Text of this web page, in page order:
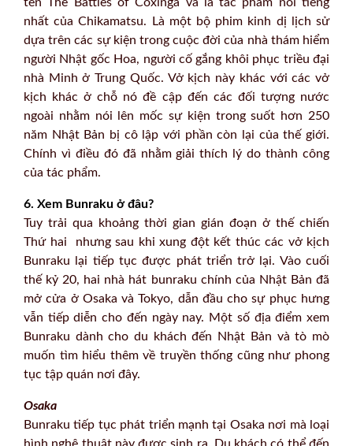
nhất của Chikamatsu. Là một bộ phim kinh dị lịch sử
dựa trên các sự kiện trong cuộc đời của nhà thám hiểm
người Nhật gốc Hoa, người cố gắng khôi phục triều đại
nhà Minh ở Trung Quốc. Vở kịch này khác với các vở
kịch khác ở chỗ nó đề cập đến các đối tượng nước
ngoài nhằm nói lên mốc sự kiện trong suốt hơn 250
năm Nhật Bản bị cô lập với phần còn lại của thế giới.
Chính vì điều đó đã nhằm giải thích lý do thành công
của tác phẩm.
6. Xem Bunraku ở đâu?
Tuy trải qua khoảng thời gian gián đoạn ở thế chiến
Thứ hai nhưng sau khi xung đột kết thúc các vở kịch
Bunraku lại tiếp tục được phát triển trở lại. Vào cuối
thế kỷ 20, hai nhà hát bunraku chính của Nhật Bản đã
mở cửa ở Osaka và Tokyo, dẫn đầu cho sự phục hưng
vẫn tiếp diễn cho đến ngày nay. Một số địa điểm xem
Bunraku dành cho du khách đến Nhật Bản và tò mò
muốn tìm hiểu thêm về truyền thống cũng như phong
tục tập quán nơi đây.
Osaka
Bunraku tiếp tục phát triển mạnh tại Osaka nơi mà loại